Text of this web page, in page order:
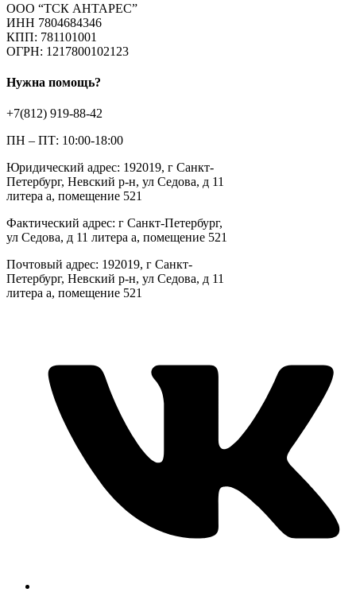
ООО “ТСК АНТАРЕС”
ИНН 7804684346
КПП: 781101001
ОГРН: 1217800102123
Нужна помощь?
+7(812) 919-88-42
ПН – ПТ: 10:00-18:00
Юридический адрес: 192019, г Санкт-
Петербург, Невский р-н, ул Седова, д 11
литера а, помещение 521
Фактический адрес: г Санкт-Петербург,
ул Седова, д 11 литера а, помещение 521
Почтовый адрес: 192019, г Санкт-
Петербург, Невский р-н, ул Седова, д 11
литера а, помещение 521